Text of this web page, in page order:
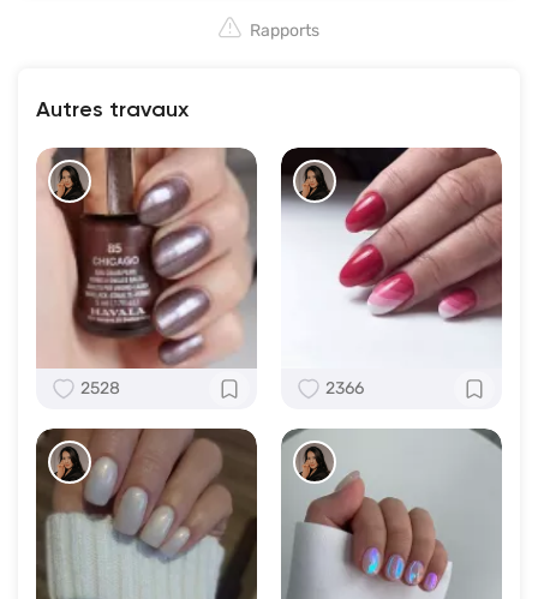
Rapports
Autres travaux
2528 2366